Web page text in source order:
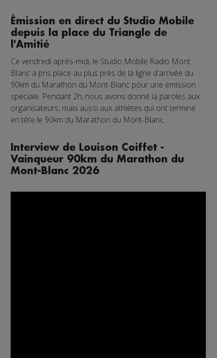
Émission en direct du Studio Mobile
depuis la place du Triangle de
l'Amitié
Ce vendredi après-midi, le Studio Mobile Radio Mont
Blanc a pris place au plus près de la ligne d'arrivée du
90km du Marathon du Mont-Blanc pour une émission
spéciale. Pendant 2h, nous avons donné la paroles aux
organisateurs, mais aussi aux athlètes qui ont terminé
en tête le 90km du Marathon du Mont-Blanc.
Interview de Louison Coiffet -
Vainqueur 90km du Marathon du
Mont-Blanc 2026